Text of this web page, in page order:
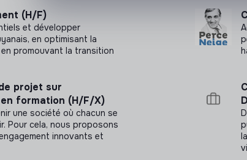
(H/F)
et développer
en optimisant la
promouvant la transition
projet sur
en formation (H/F/X)
une société où chacun se
Pour cela, nous proposons
innovants et